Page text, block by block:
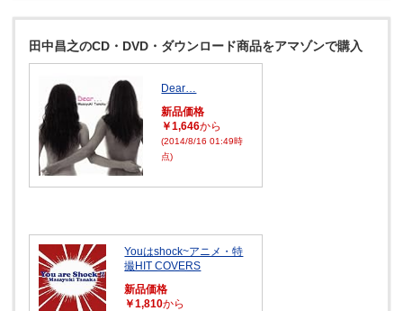
田中昌之のCD・DVD・ダウンロード商品をアマゾンで購入
Dear…
新品価格
￥1,646から
(2014/8/16 01:49時
点)
Youはshock~アニメ・特
撮HIT COVERS
新品価格
￥1,810から